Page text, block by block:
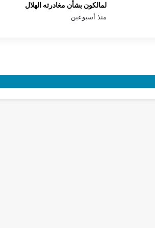
لمالكون بشأن مغادرته الهلال
منذ أسبوعين